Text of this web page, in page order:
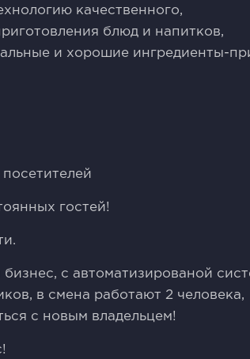
качественного,
блюд и напитков,
и хорошие ингредиенты-
гостей!
с автоматизированой
в смена работают 2 человека,
с новым владельцем!